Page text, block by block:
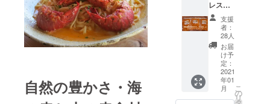
自然の豊かさ・海
限2021
年7月
末。
レスト
ランの
味「伊
勢海老
パスタ
ソー
ス」プ
ラン 当
レスト
ランの
人気メ
支援
者：
28人
お届
け予
定：
2021
年01
月
こ
の
リ